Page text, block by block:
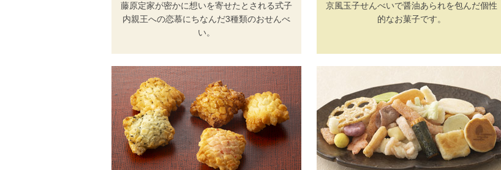
藤原定家が密かに想いを寄せたとされる式子
内親王への恋慕にちなんだ3種類のおせんべ
い。
京風玉子せんべいで醤油あられを包んだ個性
的なお菓子です。